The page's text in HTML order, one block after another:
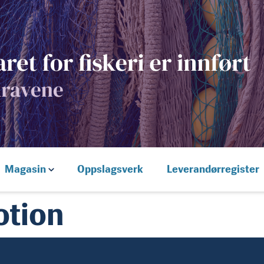
Magasin Oppslagsverk Leverandørregister